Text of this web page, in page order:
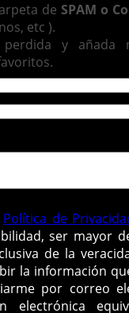
de SPAM o
etc ).
y añada
Política de
ser mayor
de la
la información
por correo
electrónica